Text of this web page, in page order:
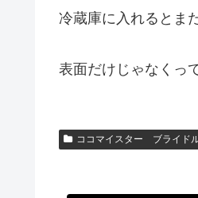
冷蔵庫に入れるとま
表面だけじゃなくっ
ココマイスター ブライド